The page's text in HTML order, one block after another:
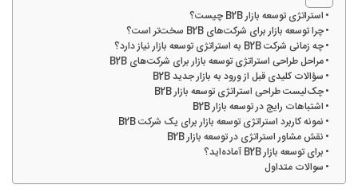
استراتژی توسعه بازار B2B چیست؟
چرا توسعه بازار برای شرکت‌های B2B سخت‌تر است؟
چه زمانی شرکت B2B به استراتژی توسعه بازار نیاز دارد؟
مراحل طراحی استراتژی توسعه بازار برای شرکت‌های B2B
سؤالات کلیدی قبل از ورود به بازار جدید B2B
چک‌لیست طراحی استراتژی توسعه بازار B2B
اشتباهات رایج در توسعه بازار B2B
نمونه کاربرد استراتژی توسعه بازار برای یک شرکت B2B
نقش مشاور استراتژی در توسعه بازار B2B
برای توسعه بازار B2B آماده‌اید؟
سوالات متداول